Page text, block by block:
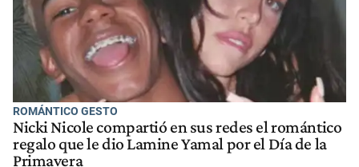
ROMÁNTICO GESTO
Nicki Nicole compartió en sus redes el romántico
regalo que le dio Lamine Yamal por el Día de la
Primavera